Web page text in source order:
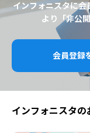
インフォニスタに会
より「非公
会員登録
インフォニスタ